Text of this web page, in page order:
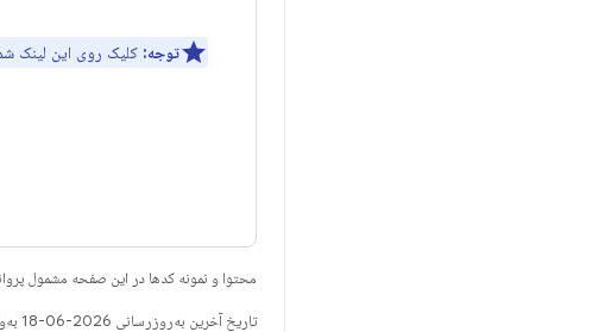
توجه: کلیک روی این لینک
محتوا و نمونه کدها در این صفحه مشمول
تاریخ آخرین به‌روزرسانی 2026-06-18 به‌وقت ساعت هماهنگ جهانی.